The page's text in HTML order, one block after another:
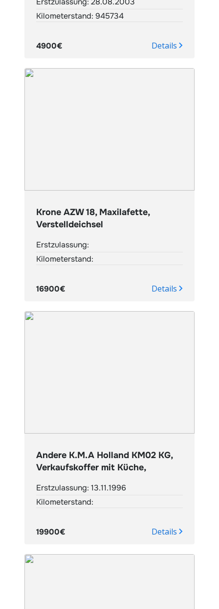
Kilometerstand: 945734
4900€ Details
Krone AZW 18, Maxilafette,
Verstelldeichsel
Erstzulassung:
Kilometerstand:
16900€ Details
Andere K.M.A Holland KM02 KG,
Verkaufskoffer mit Küche,
Erstzulassung: 13.11.1996
Kilometerstand:
19900€ Details